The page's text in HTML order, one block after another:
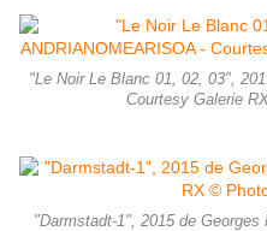
"Le Noir Le Blanc 01, 02, 03",
Courtesy Galerie
"Darmstadt-1", 2015 de